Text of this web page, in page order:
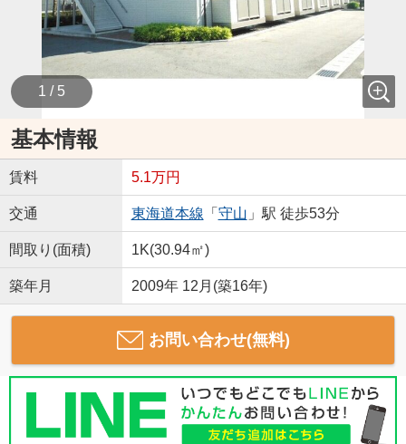
1 / 5
基本情報
賃料 5.1万円
交通 東海道本線 「 守山 」駅 徒歩53分
間取り(面積) 1K(30.94㎡)
築年月 2009年 12月(築16年)
お問い合わせ(無料)